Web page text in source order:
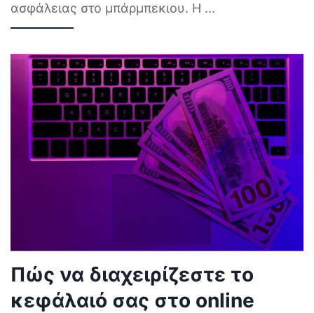
ασφάλειας στο μπάρμπεκιου. Η ...
Πώς να διαχειρίζεστε το
κεφάλαιό σας στο online